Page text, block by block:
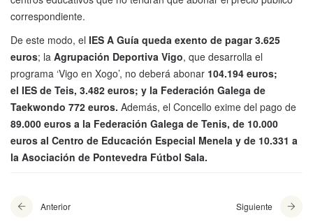
correspondiente.
De este modo, el IES A Guía queda exento de pagar 3.625
euros; la Agrupación Deportiva Vigo, que desarrolla el
programa ‘Vigo en Xogo’, no deberá abonar 104.194 euros;
el IES de Teis, 3.482 euros; y la Federación Galega de
Taekwondo 772 euros. Además, el Concello exime del pago de
89.000 euros a la Federación Galega de Tenis, de 10.000
euros al Centro de Educación Especial Menela y de 10.331 a
la Asociación de Pontevedra Fútbol Sala.
Anterior Siguiente